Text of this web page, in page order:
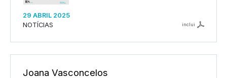
29 ABRIL 2025
NOTÍCIAS
inclui
Joana Vasconcelos